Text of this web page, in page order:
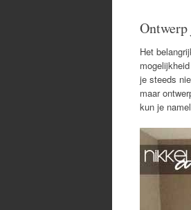
Het
je steeds
maar
kun je